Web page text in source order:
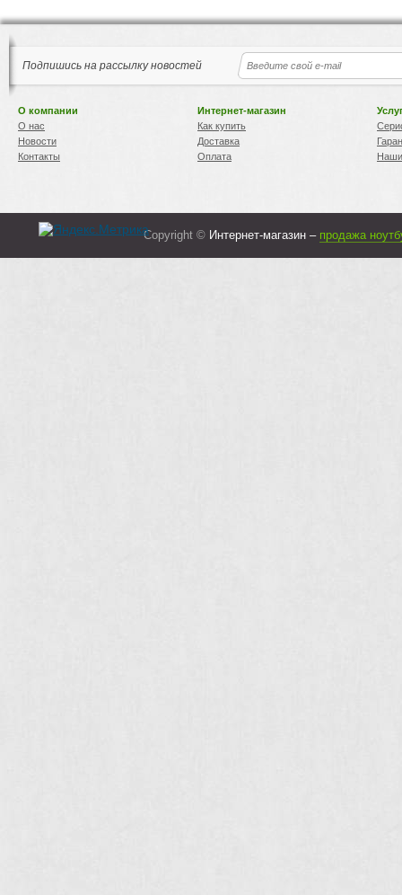
Подпишись на рассылку новостей
О компании
О нас
Новости
Контакты
Интернет-магазин
Как купить
Доставка
Оплата
Copyright © Интернет-магазин – продажа